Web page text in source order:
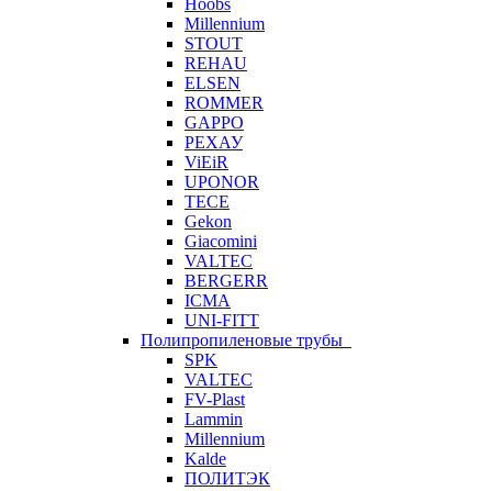
Hoobs
Millennium
STOUT
REHAU
ELSEN
ROMMER
GAPPO
РЕХАУ
ViEiR
UPONOR
TECE
Gekon
Giacomini
VALTEC
BERGERR
ICMA
UNI-FITT
Полипропиленовые трубы
SPK
VALTEC
FV-Plast
Lammin
Millennium
Kalde
ПОЛИТЭК